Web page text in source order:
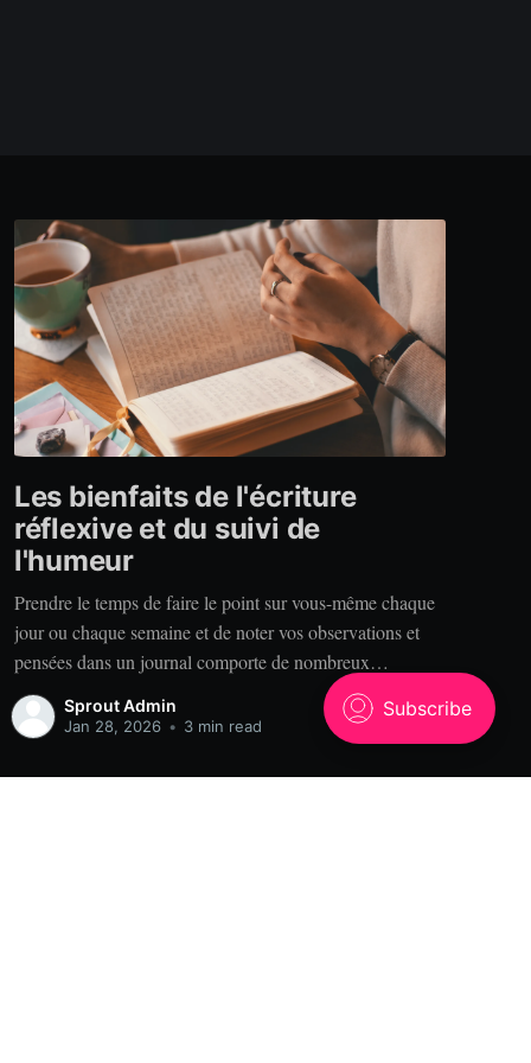
Les bienfaits de l'écriture
réflexive et du suivi de
l'humeur
Prendre le temps de faire le point sur vous-même chaque
jour ou chaque semaine et de noter vos observations et
pensées dans un journal comporte de nombreux
bénéfices. Alors, pourquoi tenir un journal? Clarté. Vous
est-il déjà arrivé de raconter votre expérience à quelqu’un
Sprout Admin
Jan 28, 2026 • 3 min read